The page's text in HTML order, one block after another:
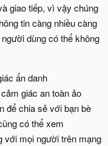
giao tiếp, vì vậy chúng
tin càng nhiều càng
dùng có thể không
ẩn danh
giác an toàn ảo
để chia sẻ với bạn bè
có thể xem
với mọi người trên mạng